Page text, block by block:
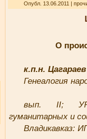
Опубл. 13.06.2011 |
О
к.п.н.
Генеалогия
вып. II;
гуманитарных и
Владикавказ: